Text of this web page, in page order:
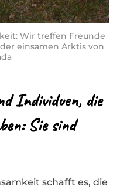
Wir treffen Freunde
einsamen Arktis von
Individuen, die
Sie sind
schafft es, die